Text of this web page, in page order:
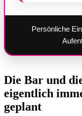
Persönliche
Die Bar und
eigentlich
geplant